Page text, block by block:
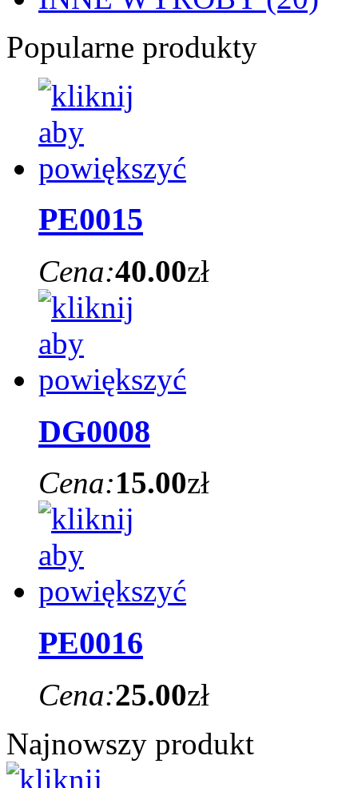
Popularne produkty
PE0015
Cena:40.00zł
DG0008
Cena:15.00zł
PE0016
Cena:25.00zł
Najnowszy produkt